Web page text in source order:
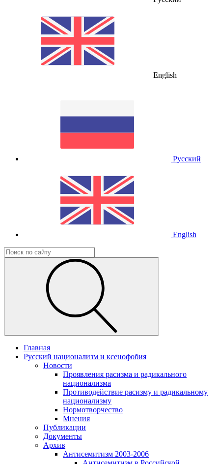
English
Русский
English
Главная
Русский национализм и ксенофобия
Новости
Проявления расизма и радикального
национализма
Противодействие расизму и радикальному
национализму
Нормотворчество
Мнения
Публикации
Документы
Архив
Антисемитизм 2003-2006